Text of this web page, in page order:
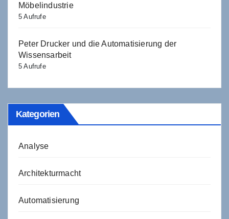
Möbelindustrie
5 Aufrufe
Peter Drucker und die Automatisierung der
Wissensarbeit
5 Aufrufe
Kategorien
Analyse
Architekturmacht
Automatisierung